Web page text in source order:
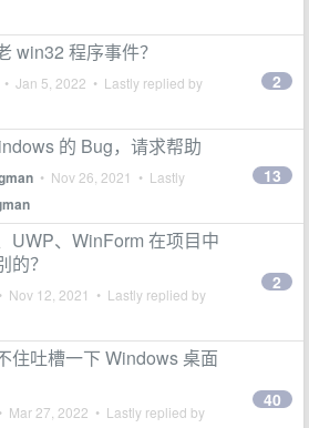
win32 程序事件？
• Jan 5, 2022 • Lastly replied by 2
的 Bug，请求帮助
• Nov 26, 2021 • Lastly
13
UWP、WinForm 在项目中
的？
• Nov 12, 2021 • Lastly replied by
2
住吐槽一下 Windows 桌面
• Mar 27, 2022 • Lastly replied by
40